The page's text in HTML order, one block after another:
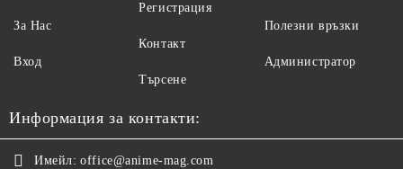
За Нас
Вход
Регистрация
Контакт
Търсене
Полезни връзки
Администратор
Информация за контакти:
Имейл: office@anime-mag.com